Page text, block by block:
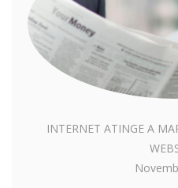
INTERNET ATINGE A